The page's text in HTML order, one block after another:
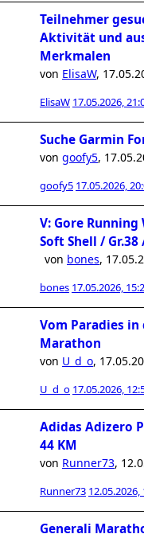
Teilnehmer
Aktivität und
Merkmalen
von ElisaW,
ElisaW 17.05.2026,
Suche Garmin
von goofy5,
goofy5 17.05.2026,
V: Gore
Soft Shell / Gr.38
von bones,
bones 17.05.2026,
Vom Paradies in
Marathon
von U_d_o,
U_d_o 17.05.2026,
Adidas Adizero
44 KM
von Runner73,
Runner73 12.05.2026,
Generali